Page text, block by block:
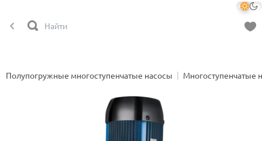
Полупогружные многоступенчатые насосы Многоступенчатые